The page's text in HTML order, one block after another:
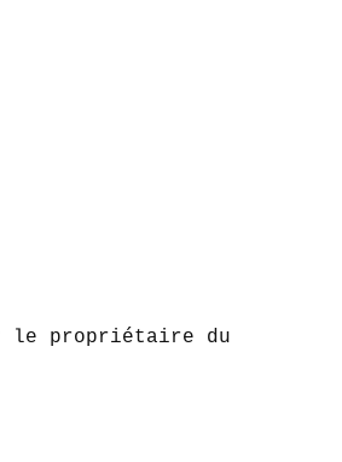
le propriétaire du